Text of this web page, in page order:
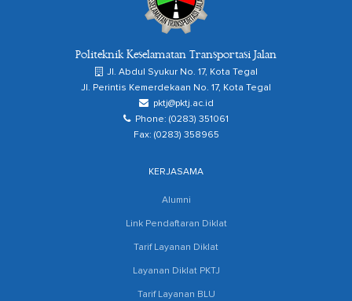
Politeknik Keselamatan Transportasi Jalan
Jl. Abdul Syukur No. 17, Kota Tegal
Jl. Perintis Kemerdekaan No. 17, Kota Tegal
pktj@pktj.ac.id
Phone: (0283) 351061
Fax: (0283) 358965
KERJASAMA
Alumni
Link Pendaftaran Diklat
Tarif Layanan Diklat
Layanan Diklat PKTJ
Tarif Layanan BLU